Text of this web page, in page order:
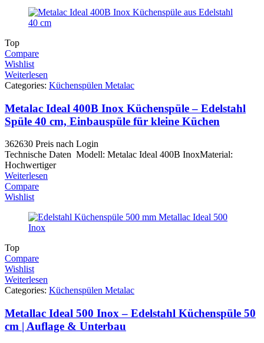
Top
Compare
Wishlist
Weiterlesen
Categories: Küchenspülen Metalac
Metalac Ideal 400B Inox Küchenspüle – Edelstahl
Spüle 40 cm, Einbauspüle für kleine Küchen
362630 Preis nach Login
Technische Daten Modell: Metalac Ideal 400B InoxMaterial:
Hochwertiger
Weiterlesen
Compare
Wishlist
Top
Compare
Wishlist
Weiterlesen
Categories: Küchenspülen Metalac
Metallac Ideal 500 Inox – Edelstahl Küchenspüle 50
cm | Auflage & Unterbau